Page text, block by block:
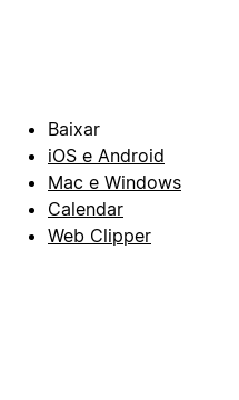
Baixar
iOS e Android
Mac e Windows
Calendar
Web Clipper